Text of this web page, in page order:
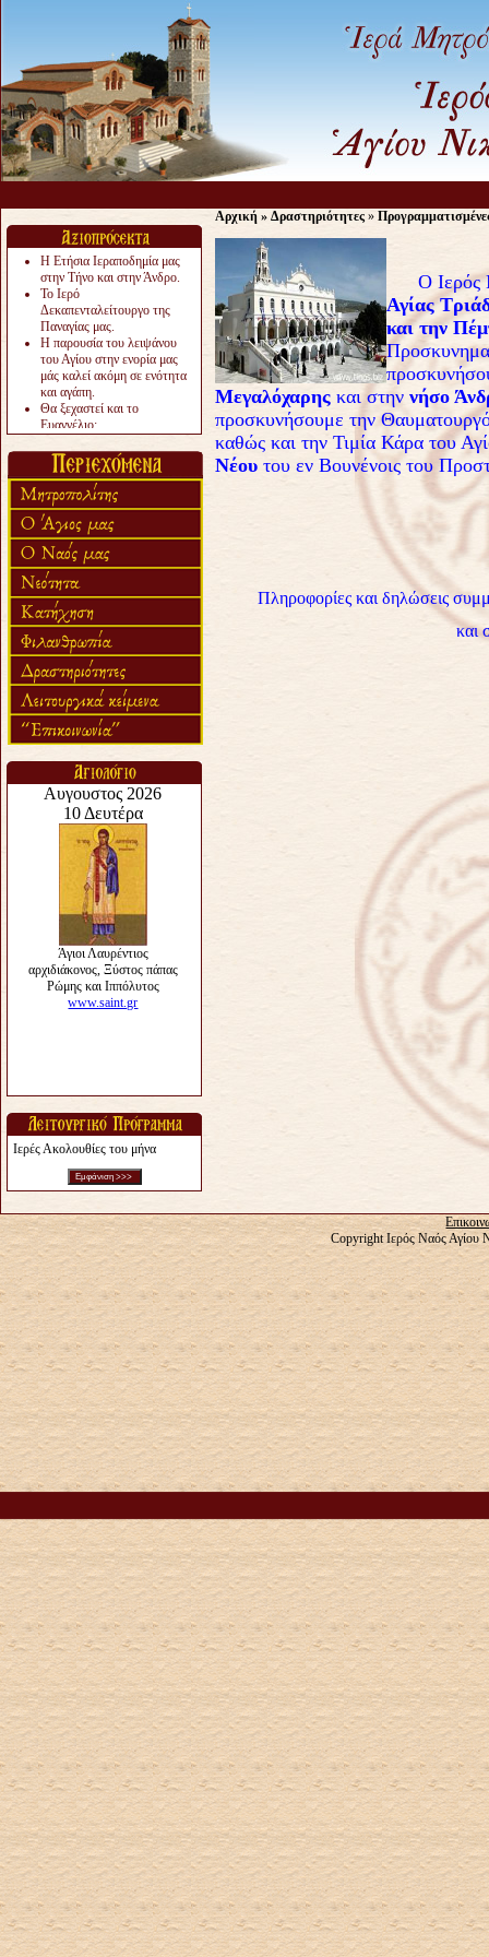
Η Ετήσια Ιεραποδημία μας
στην Τήνο και στην Άνδρο.
Το Ιερό
Δεκαπενταλείτουργο της
Παναγίας μας.
Η παρουσία του λειψάνου
του Αγίου στην ενορία μας
μάς καλεί ακόμη σε ενότητα
και αγάπη.
Θα ξεχαστεί και το
Ευαγγέλιο;
«πολύ αργά».
Ζητείται....
Ιερές Ακολουθίες του μήνα
Αρχική » Δραστηριότητες »
O Iερός
Αγίας
και την
Μεγαλόχαρης και στην νήσο
προσκυνήσουμε την
καθώς και την Τιμία Κάρα του
Νέου του εν Βουνένοις του
Πληροφορίες και δηλώσεις
και
Copyright Ιερός Ναός Αγίου